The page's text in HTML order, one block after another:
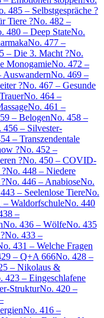
485 – Selbstgespräche ?
Tiere ?No. 482 –
480 – Deep StateNo.
No. 477 –
– Die 3. Macht ?No.
MonogamieNo. 472 –
AuswandernNo. 469 –
?No. 467 – Gesunde
No. 464 –
No. 461 –
– BelogenNo. 458 –
456 – Silvester-
– Transzendentale
?No. 452 –
?No. 450 – COVID-
No. 448 – Niedere
No. 446 – AnabioseNo.
– Seelenlose TiereNo.
– WaldorfschuleNo. 440
–
No. 436 – WölfeNo. 435
No. 433 –
431 – Welche Fragen
– Q+A 666No. 428 –
– Nikolaus &
423 – Eingeschlafene
StrukturNo. 420 –
No. 416 –